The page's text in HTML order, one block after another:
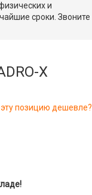
и
сроки. Звоните
X
позицию дешевле?